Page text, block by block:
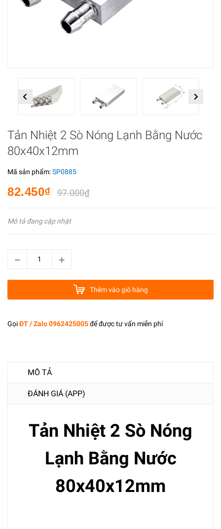
Previous Next
Tản Nhiệt 2 Sò Nóng Lạnh Bằng Nước
80x40x12mm
Mã sản phẩm:SP0885
82.450₫ 97.000₫
Mô tả đang cập nhật
Thêm vào giỏ hàng
GọiĐT / Zalo 0962425005để được tư vấn miễn phí
MÔ TẢ
ĐÁNH GIÁ (APP)
Tản Nhiệt 2 Sò Nóng
Lạnh Bằng Nước
80x40x12mm